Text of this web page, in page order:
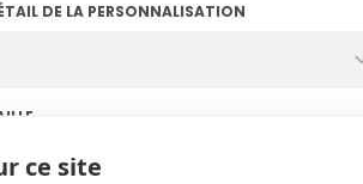
ce site
DE LA PERSONNALISATION